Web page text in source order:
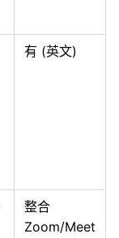
有 (英文)
整合
Zoom/Meet